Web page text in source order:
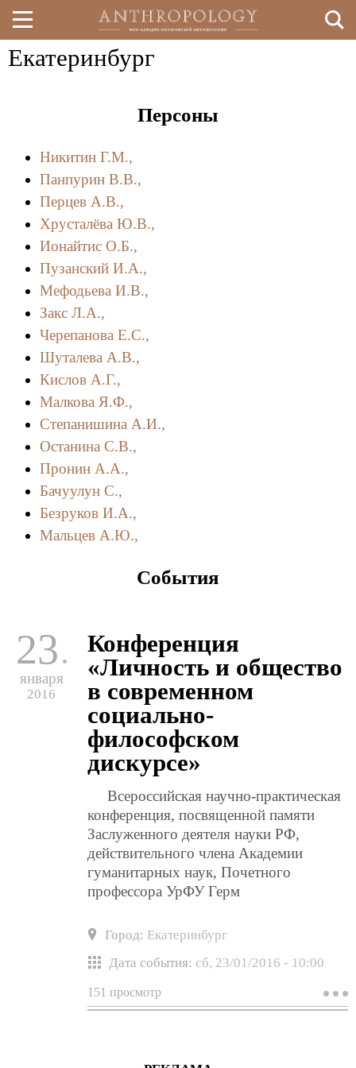
Перейти
основному
Екатеринбург
Персоны
Никитин Г.М.,
Панпурин В.В.,
Перцев А.В.,
Хрусталёва Ю.В.,
Ионайтис О.Б.,
Пузанский И.А.,
Мефодьева И.В.,
Закс Л.А.,
Черепанова Е.С.,
Шуталева А.В.,
Кислов А.Г.,
Малкова Я.Ф.,
Степанишина А.И.,
Останина С.В.,
Пронин А.А.,
Бачуулун С.,
Безруков И.А.,
Мальцев А.Ю.,
События
Конференция
«Личность и общество
в современном
социально-
философском
дискурсе»
23
января
2016
Всероссийская научно-практическая
конференция, посвященной памяти
Заслуженного деятеля науки РФ,
действительного члена Академии
гуманитарных наук, Почетного
профессора УрФУ Герм
Город: Екатеринбург
Дата события: сб, 23/01/2016 - 10:00
151 просмотр